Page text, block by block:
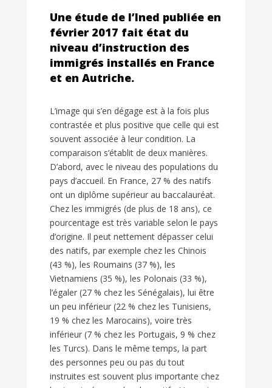
Une étude de l’Ined publiée en
février 2017 fait état du
niveau d’instruction des
immigrés installés en France
et en Autriche.
L’image qui s’en dégage est à la fois plus
contrastée et plus positive que celle qui est
souvent associée à leur condition. La
comparaison s’établit de deux manières.
D’abord, avec le niveau des populations du
pays d’accueil. En France, 27 % des natifs
ont un diplôme supérieur au baccalauréat.
Chez les immigrés (de plus de 18 ans), ce
pourcentage est très variable selon le pays
d’origine. Il peut nettement dépasser celui
des natifs, par exemple chez les Chinois
(43 %), les Roumains (37 %), les
Vietnamiens (35 %), les Polonais (33 %),
l’égaler (27 % chez les Sénégalais), lui être
un peu inférieur (22 % chez les Tunisiens,
19 % chez les Marocains), voire très
inférieur (7 % chez les Portugais, 9 % chez
les Turcs). Dans le même temps, la part
des personnes peu ou pas du tout
instruites est souvent plus importante chez